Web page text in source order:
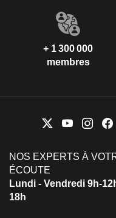
+ 1 300 000
membres
NOS EXPERTS À
ÉCOUTE
Lundi - Vendredi 9h-
18h